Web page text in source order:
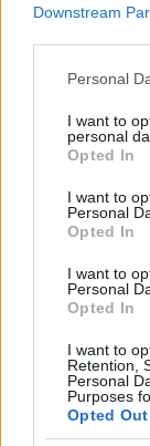
Downstream
Please note
not limited to
grant or deny
use your data
consent section.
Personal
I want to
personal
Opted In
I want to
Personal
Opted In
I want to
Personal
Opted In
I want to
Retention,
Personal
Purposes
Opted Out
ΚΥΒΕΡΝΗΣΗ
Φλωρίδης
«Όποιος
γκάνγκστερ